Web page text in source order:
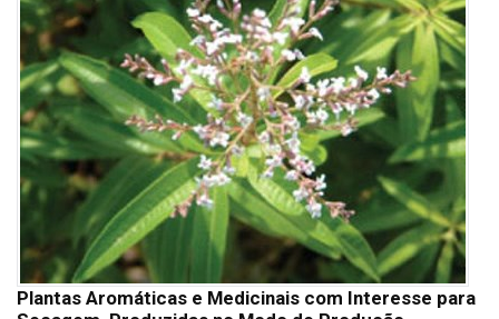
Plantas Aromáticas e Medicinais com Interesse para